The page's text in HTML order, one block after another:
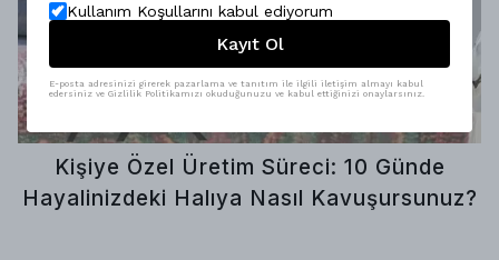
Kişiye Özel Üretim Süreci: 10 Günde
Hayalinizdeki Halıya Nasıl Kavuşursunuz?
Kullanım Koşullarını kabul ediyorum
Kayıt Ol
E-posta adresinizi girerek pazarlama ve tanıtım ile ilgili iletişim almayı kabul
edersiniz ve Gizlilik Politikamızı okuduğunuzu ve kabul ettiğinizi onaylarsınız.